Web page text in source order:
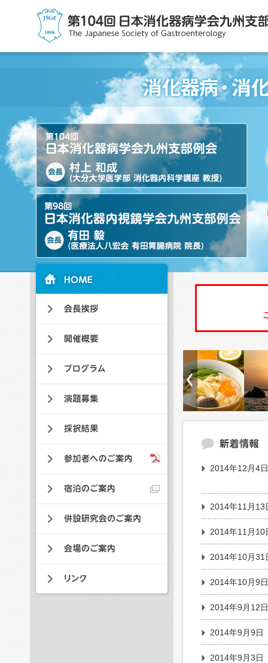
2014年12月4日
2014年11月13
2014年11月10
2014年10月31
2014年10月9日
2014年9月12日
2014年9月9日
2014年9月3日